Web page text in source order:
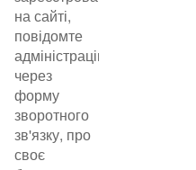
на сайті,
повідомте
адміністрацію
через
форму
зворотного
зв'язку, про
своє